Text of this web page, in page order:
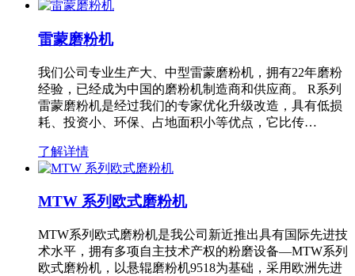
雷蒙磨粉机
我们公司专业生产大、中型雷蒙磨粉机，拥有22年磨粉
经验，已经成为中国的磨粉机制造商和供应商。 R系列
雷蒙磨粉机是经过我们的专家优化升级改造，具有低损
耗、投资小、环保、占地面积小等优点，它比传…
了解详情
MTW 系列欧式磨粉机
MTW系列欧式磨粉机是我公司新近推出具有国际先进技
术水平，拥有多项自主技术产权的粉磨设备—MTW系列
欧式磨粉机，以悬辊磨粉机9518为基础，采用欧洲先进